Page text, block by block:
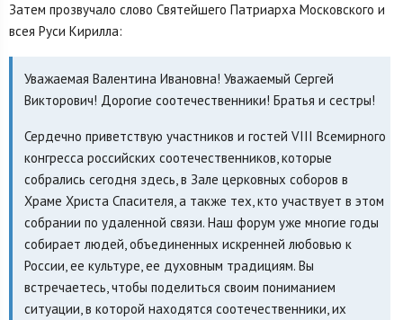
Затем прозвучало слово Святейшего Патриарха Московского и
всея Руси Кирилла:
Уважаемая Валентина Ивановна! Уважаемый Сергей
Викторович! Дорогие соотечественники! Братья и сестры!
Сердечно приветствую участников и гостей VIII Всемирного
конгресса российских соотечественников, которые
собрались сегодня здесь, в Зале церковных соборов в
Храме Христа Спасителя, а также тех, кто участвует в этом
собрании по удаленной связи. Наш форум уже многие годы
собирает людей, объединенных искренней любовью к
России, ее культуре, ее духовным традициям. Вы
встречаетесь, чтобы поделиться своим пониманием
ситуации, в которой находятся соотечественники, их